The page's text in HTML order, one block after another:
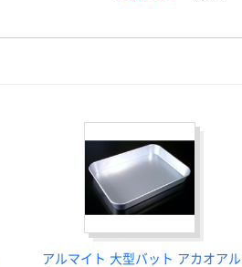
アルマイト 大型バット アカオアル